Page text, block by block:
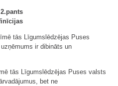
2.pants
tās Līgumslēdzējas Puses
ir dibināts un
tās Līgumslēdzējas Puses valsts
bet ne